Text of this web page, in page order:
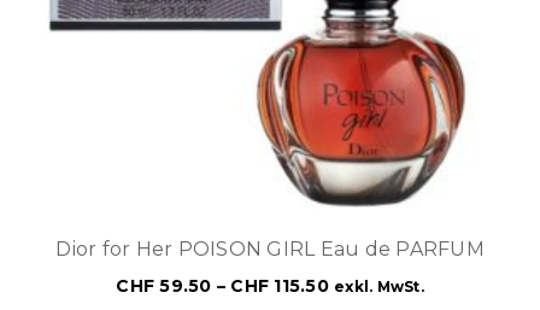
Dior for Her POISON GIRL Eau de PARFUM
CHF 59.50 – CHF 115.50 exkl. MwSt.